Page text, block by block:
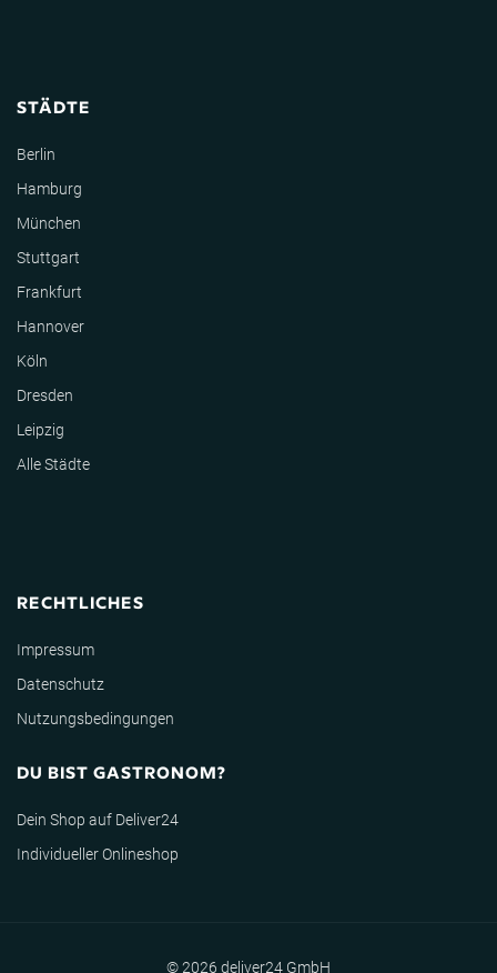
STÄDTE
Berlin
Hamburg
München
Stuttgart
Frankfurt
Hannover
Köln
Dresden
Leipzig
Alle Städte
RECHTLICHES
Impressum
Datenschutz
Nutzungsbedingungen
DU BIST GASTRONOM?
Dein Shop auf Deliver24
Individueller Onlineshop
© 2026 deliver24 GmbH